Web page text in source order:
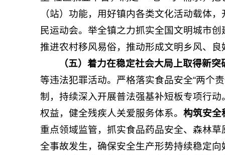
（站）功能，用好镇内各类文化活动载体
民运动会。举全镇之力抓实全国文明城市
推进农村移风易俗，推动形成文明乡风、
（五）着力在稳定社会大局上取得新突
等违法犯罪活动。严格落实食品安全“两个
制，持续深入开展普法强基补短板专项行
权益，健全残疾人关爱服务体系。 构筑安全
重点领域监管，抓实食品药品安全、森林
全事故发生，确保安全生产形势持续稳定向